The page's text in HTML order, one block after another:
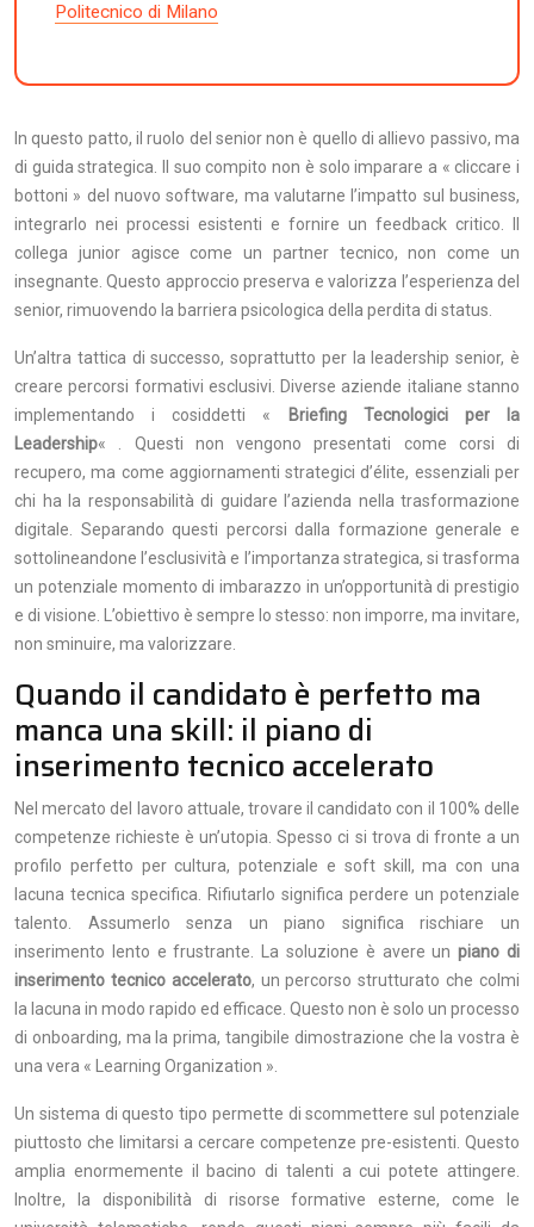
Politecnico di Milano
In questo patto, il ruolo del senior non è quello di allievo passivo, ma
di guida strategica. Il suo compito non è solo imparare a « cliccare i
bottoni » del nuovo software, ma valutarne l’impatto sul business,
integrarlo nei processi esistenti e fornire un feedback critico. Il
collega junior agisce come un partner tecnico, non come un
insegnante. Questo approccio preserva e valorizza l’esperienza del
senior, rimuovendo la barriera psicologica della perdita di status.
Un’altra tattica di successo, soprattutto per la leadership senior, è
creare percorsi formativi esclusivi. Diverse aziende italiane stanno
implementando i cosiddetti «
Briefing Tecnologici per la
Leadership« . Questi non vengono presentati come corsi di
recupero, ma come aggiornamenti strategici d’élite, essenziali per
chi ha la responsabilità di guidare l’azienda nella trasformazione
digitale. Separando questi percorsi dalla formazione generale e
sottolineandone l’esclusività e l’importanza strategica, si trasforma
un potenziale momento di imbarazzo in un’opportunità di prestigio
e di visione. L’obiettivo è sempre lo stesso: non imporre, ma invitare,
non sminuire, ma valorizzare.
Quando il candidato è perfetto ma
manca una skill: il piano di
inserimento tecnico accelerato
Nel mercato del lavoro attuale, trovare il candidato con il 100% delle
competenze richieste è un’utopia. Spesso ci si trova di fronte a un
profilo perfetto per cultura, potenziale e soft skill, ma con una
lacuna tecnica specifica. Rifiutarlo significa perdere un potenziale
talento. Assumerlo senza un piano significa rischiare un
inserimento lento e frustrante. La soluzione è avere unpiano di
inserimento tecnico accelerato, un percorso strutturato che colmi
la lacuna in modo rapido ed efficace. Questo non è solo un processo
di onboarding, ma la prima, tangibile dimostrazione che la vostra è
una vera « Learning Organization ».
Un sistema di questo tipo permette di scommettere sul potenziale
piuttosto che limitarsi a cercare competenze pre-esistenti. Questo
amplia enormemente il bacino di talenti a cui potete attingere.
Inoltre, la disponibilità di risorse formative esterne, come le